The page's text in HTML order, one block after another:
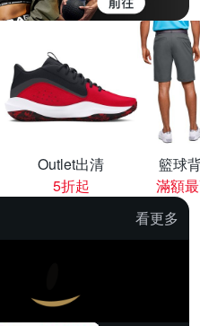
Outlet出清
5折起
籃球
滿額
看更多